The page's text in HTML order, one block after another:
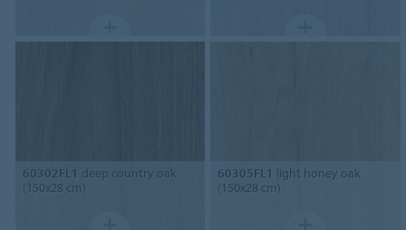
60302FL1 deep country oak
(150x28 cm)
60305FL1 light honey oak
(150x28 cm)